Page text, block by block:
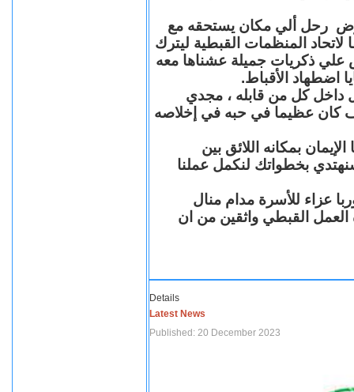
رحل ألي مكان يستحقه مع
المنظمات القبطية ليترك
علي ذكريات جميلة عشناها معه
اضطهاد الأقباط.
داخل كل من قابله ، مجدي
عظيما في حبه في إخلاصه
بمكانه اللائق بين
بخطواتك لنكمل عملنا
عزاء للأسرة مدام منال
العمل القبطي واثقين من ان
Details
Latest News
Published: 20 December 2023